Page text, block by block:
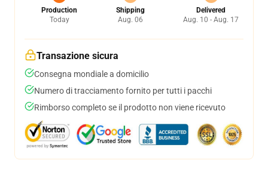
Production
Today
Shipping
Aug. 06
Delivered
Aug. 10 - Aug. 17
Transazione sicura
Consegna mondiale a domicilio
Numero di tracciamento fornito per tutti i pacchi
Rimborso completo se il prodotto non viene ricevuto